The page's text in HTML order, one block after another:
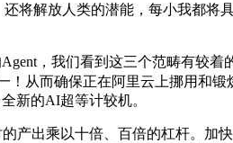
解放人类的潜能，每小我都将
，我们看到这三个范畴有较着
！从而确保正在阿里云上挪用和
新的AI超等计较机。
出乘以十倍、百倍的杠杆。加